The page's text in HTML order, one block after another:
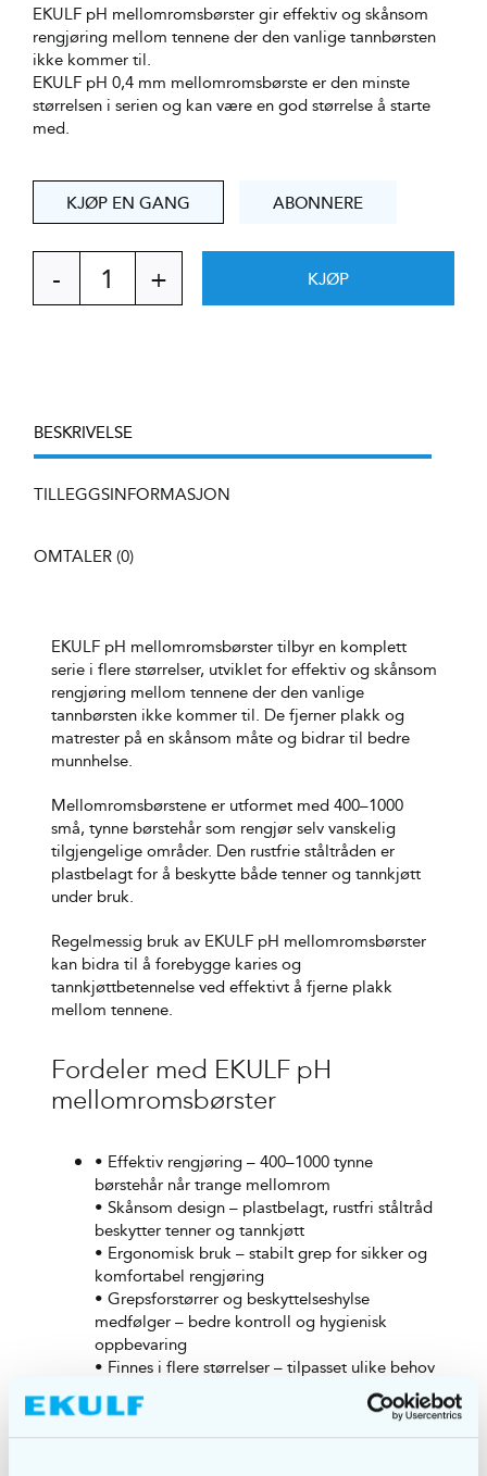
EKULF pH mellomromsbørster gir effektiv og skånsom
rengjøring mellom tennene der den vanlige tannbørsten
ikke kommer til.
EKULF pH 0,4 mm mellomromsbørste er den minste
størrelsen i serien og kan være en god størrelse å starte
med.
KJØP EN GANG ABONNERE
EKULF
pH
KJØP
BESKRIVELSE
TILLEGGSINFORMASJON
OMTALER (0)
EKULF pH mellomromsbørster tilbyr en komplett
serie i flere størrelser, utviklet for effektiv og skånsom
rengjøring mellom tennene der den vanlige
tannbørsten ikke kommer til. De fjerner plakk og
matrester på en skånsom måte og bidrar til bedre
munnhelse.
Mellomromsbørstene er utformet med 400–1000
små, tynne børstehår som rengjør selv vanskelig
tilgjengelige områder. Den rustfrie ståltråden er
plastbelagt for å beskytte både tenner og tannkjøtt
under bruk.
Regelmessig bruk av EKULF pH mellomromsbørster
kan bidra til å forebygge karies og
tannkjøttbetennelse ved effektivt å fjerne plakk
mellom tennene.
Fordeler med EKULF pH
mellomromsbørster
• Effektiv rengjøring – 400–1000 tynne
børstehår når trange mellomrom
• Skånsom design – plastbelagt, rustfri ståltråd
beskytter tenner og tannkjøtt
• Ergonomisk bruk – stabilt grep for sikker og
komfortabel rengjøring
• Grepsforstørrer og beskyttelseshylse
medfølger – bedre kontroll og hygienisk
oppbevaring
• Finnes i flere størrelser – tilpasset ulike behov
• Slitesterke materialer – høy kvalitet og lang
holdbarhet